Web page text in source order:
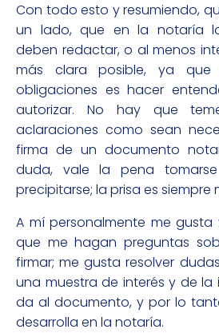
Con todo esto y resumiendo,
un lado, que en la notaría
deben redactar, o al menos
más clara posible, ya que
obligaciones es hacer
autorizar. No hay que
aclaraciones como sean
firma de un documento
duda, vale la pena
precipitarse; la prisa es siempre
A mí personalmente me
que me hagan preguntas
firmar; me gusta resolver
una muestra de interés y de
da al documento, y por lo
desarrolla en la notaría.